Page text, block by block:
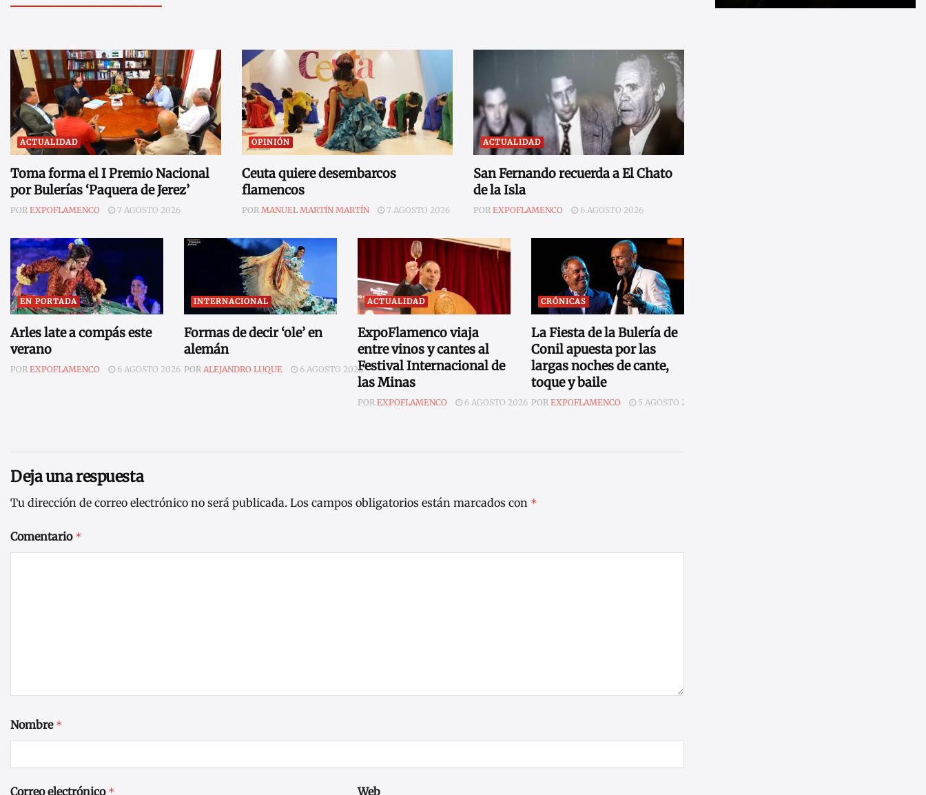
ACTUALIDAD
Toma forma el I Premio Nacional
por Bulerías ‘Paquera de Jerez’
POR EXPOFLAMENCO 7 AGOSTO 2026
OPINIÓN
Ceuta quiere desembarcos
flamencos
POR MANUEL MARTÍN MARTÍN 7 AGOSTO 2026
ACTUALIDAD
San Fernando recuerda a El Chato
de la Isla
POR EXPOFLAMENCO 6 AGOSTO 2026
EN PORTADA
Arles late a compás este
verano
POR EXPOFLAMENCO 6 AGOSTO 2026
INTERNACIONAL
Formas de decir ‘ole’ en
alemán
POR ALEJANDRO LUQUE 6 AGOSTO 2026
ACTUALIDAD
ExpoFlamenco viaja
entre vinos y cantes al
Festival Internacional de
las Minas
POR EXPOFLAMENCO 6 AGOSTO 2026
CRÓNICAS
La Fiesta de la Bulería de
Conil apuesta por las
largas noches de cante,
toque y baile
POR EXPOFLAMENCO 5 AGOSTO 2026
Deja una respuesta
Tu dirección de correo electrónico no será publicada. Los campos obligatorios están marcados con *
Comentario *
Nombre *
Correo electrónico * Web